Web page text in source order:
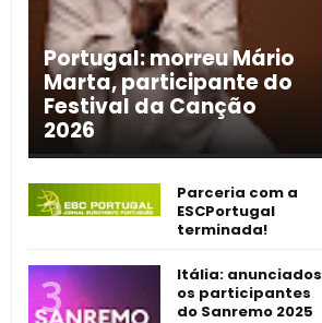
Portugal: morreu Mário
Marta, participante do
Festival da Canção
2026
Parceria com a
ESCPortugal
terminada!
Itália: anunciados
os participantes
do Sanremo 2025